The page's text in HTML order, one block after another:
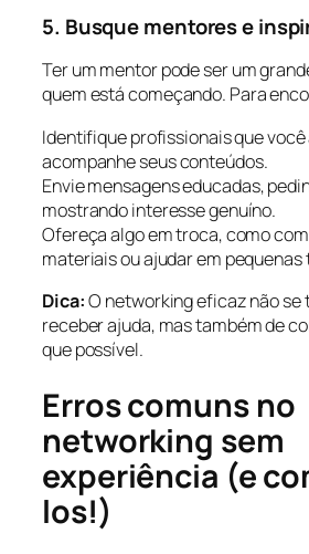
5. Busque mentores e
Ter um mentor pode ser um
quem está começando. Para
Identifique profissionais que
acompanhe seus conteúdos.
Envie mensagens educadas,
mostrando interesse genuíno.
Ofereça algo em troca, como
materiais ou ajudar em pequenas
Dica:O networking eficaz não se
receber ajuda, mas também de
que possível.
Erros comuns no
networking sem
experiência (e
los!)